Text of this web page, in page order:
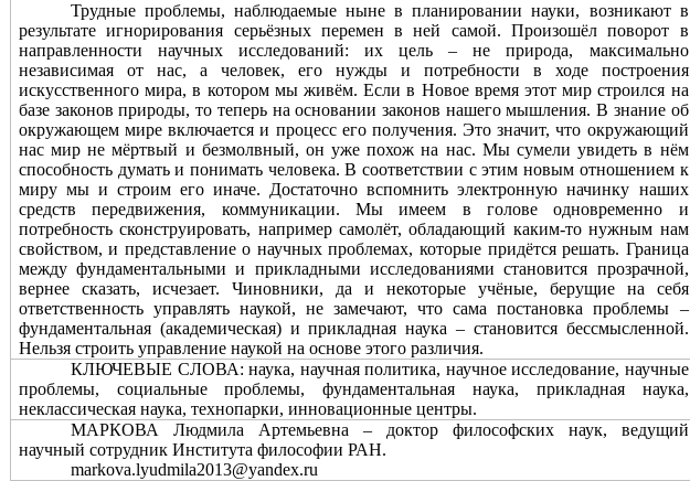
Трудные проблемы, наблюдаемые ныне в планировании науки, возникают в
результате игнорирования серьёзных перемен в ней самой. Произошёл поворот в
направленности научных исследований: их цель – не природа, максимально
независимая от нас, а человек, его нужды и потребности в ходе построения
искусственного мира, в котором мы живём. Если в Новое время этот мир строился на
базе законов природы, то теперь на основании законов нашего мышления. В знание об
окружающем мире включается и процесс его получения. Это значит, что окружающий
нас мир не мёртвый и безмолвный, он уже похож на нас. Мы сумели увидеть в нём
способность думать и понимать человека. В соответствии с этим новым отношением к
миру мы и строим его иначе. Достаточно вспомнить электронную начинку наших
средств передвижения, коммуникации. Мы имеем в голове одновременно и
потребность сконструировать, например самолёт, обладающий каким-то нужным нам
свойством, и представление о научных проблемах, которые придётся решать. Граница
между фундаментальными и прикладными исследованиями становится прозрачной,
вернее сказать, исчезает. Чиновники, да и некоторые учёные, берущие на себя
ответственность управлять наукой, не замечают, что сама постановка проблемы –
фундаментальная (академическая) и прикладная наука – становится бессмысленной.
Нельзя строить управление наукой на основе этого различия.
КЛЮЧЕВЫЕ СЛОВА:наука, научная политика, научное исследование, научные
проблемы, социальные проблемы, фундаментальная наука, прикладная наука,
неклассическая наука, технопарки, инновационные центры.
МАРКОВА Людмила Артемьевна – доктор философских наук, ведущий
научный сотрудник Института философии РАН.
markova.lyudmila2013@yandex.ru